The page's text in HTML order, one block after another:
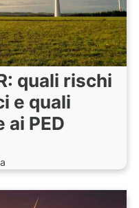
quali rischi
e quali
PED